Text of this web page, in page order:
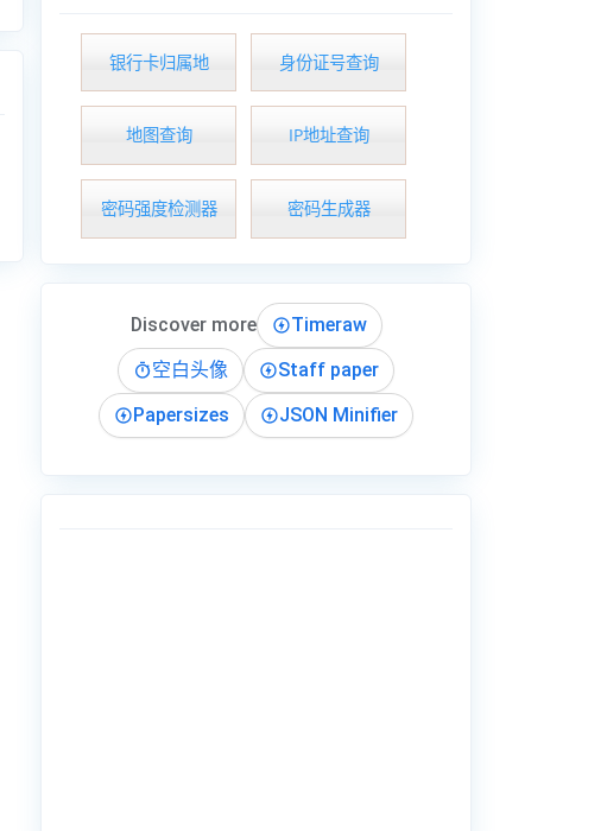
银行卡归属地 身份证号查询
地图查询 IP地址查询
密码强度检测器 密码生成器
Discover more
Timeraw
空白头像
Staff paper
Papersizes
JSON Minifier